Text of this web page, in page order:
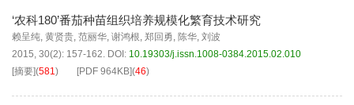
‘农科180’番茄种苗组织培养规模化繁育技术研究
赖呈纯, 黄贤贵, 范丽华, 谢鸿根, 郑回勇, 陈华, 刘波
2015, 30(2): 157-162. DOI: 10.19303/j.issn.1008-0384.2015.02.010
[摘要](581) [PDF 964KB](46)